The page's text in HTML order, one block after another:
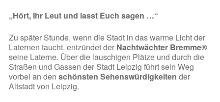
„Hört, Ihr Leut und lasst Euch sagen …“
Zu später Stunde, wenn die Stadt in das warme Licht der
Laternen taucht, entzündet der Nachtwächter Bremme®
seine Laterne. Über die lauschigen Plätze und durch die
Straßen und Gassen der Stadt Leipzig führt sein Weg
vorbei an den schönsten Sehenswürdigkeiten der
Altstadt von Leipzig.